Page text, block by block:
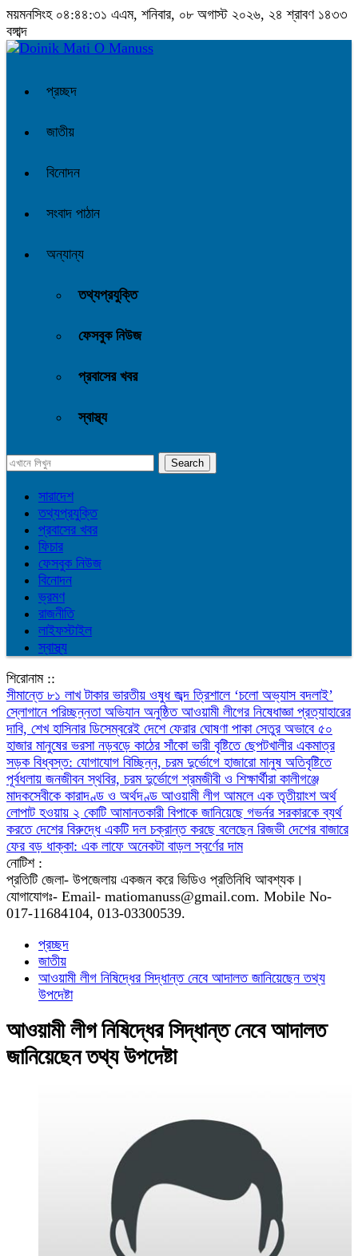
ময়মনসিংহ ০৪:৪৪:৩২ এএম, শনিবার, ০৮ অগাস্ট ২০২৬, ২৪ শ্রাবণ ১৪৩৩
বঙ্গাব্দ
প্রচ্ছদ
জাতীয়
বিনোদন
সংবাদ পাঠান
অন্যান্য
তথ্যপ্রযুক্তি
ফেসবুক নিউজ
প্রবাসের খবর
স্বাস্থ্য
সারাদেশ
তথ্যপ্রযুক্তি
প্রবাসের খবর
ফিচার
ফেসবুক নিউজ
বিনোদন
ভ্রমণ
রাজনীতি
লাইফস্টাইল
স্বাস্থ্য
শিরোনাম ::
সীমান্তে ৮১ লাখ টাকার ভারতীয় ওষুধ জব্দ ‎ত্রিশালে ‘চলো অভ্যাস বদলাই’
স্লোগানে পরিচ্ছন্নতা অভিযান অনুষ্ঠিত আওয়ামী লীগের নিষেধাজ্ঞা প্রত্যাহারের
দাবি, শেখ হাসিনার ডিসেম্বরেই দেশে ফেরার ঘোষণা পাকা সেতুর অভাবে ৫০
হাজার মানুষের ভরসা নড়বড়ে কাঠের সাঁকো ভারী বৃষ্টিতে ছেপটখালীর একমাত্র
সড়ক বিধ্বস্ত: যোগাযোগ বিচ্ছিন্ন, চরম দুর্ভোগে হাজারো মানুষ অতিবৃষ্টিতে
পূর্বধলায় জনজীবন স্থবির, চরম দুর্ভোগে শ্রমজীবী ও শিক্ষার্থীরা কালীগঞ্জে
মাদকসেবীকে কারাদণ্ড ও অর্থদণ্ড আওয়ামী লীগ আমলে এক তৃতীয়াংশ অর্থ
লোপাট হওয়ায় ২ কোটি আমানতকারী বিপাকে জানিয়েছে গভর্নর সরকারকে ব্যর্থ
করতে দেশের বিরুদ্ধে একটি দল চক্রান্ত করছে বলেছেন রিজভী দেশের বাজারে
ফের বড় ধাক্কা: এক লাফে অনেকটা বাড়ল স্বর্ণের দাম
নোটিশ :
প্রতিটি জেলা- উপজেলায় একজন করে ভিডিও প্রতিনিধি আবশ্যক।
যোগাযোগঃ- Email- matiomanuss@gmail.com. Mobile No-
017-11684104, 013-03300539.
প্রচ্ছদ
জাতীয়
আওয়ামী লীগ নিষিদ্ধের সিদ্ধান্ত নেবে আদালত জানিয়েছেন তথ্য
উপদেষ্টা
আওয়ামী লীগ নিষিদ্ধের সিদ্ধান্ত নেবে আদালত
জানিয়েছেন তথ্য উপদেষ্টা